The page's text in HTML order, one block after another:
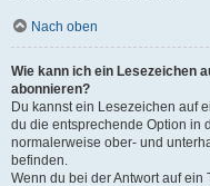
Nach oben
Wie kann ich ein Lesezeichen
abonnieren?
Du kannst ein Lesezeichen auf
du die entsprechende Option in
normalerweise ober- und
befinden.
Wenn du bei der Antwort auf ein